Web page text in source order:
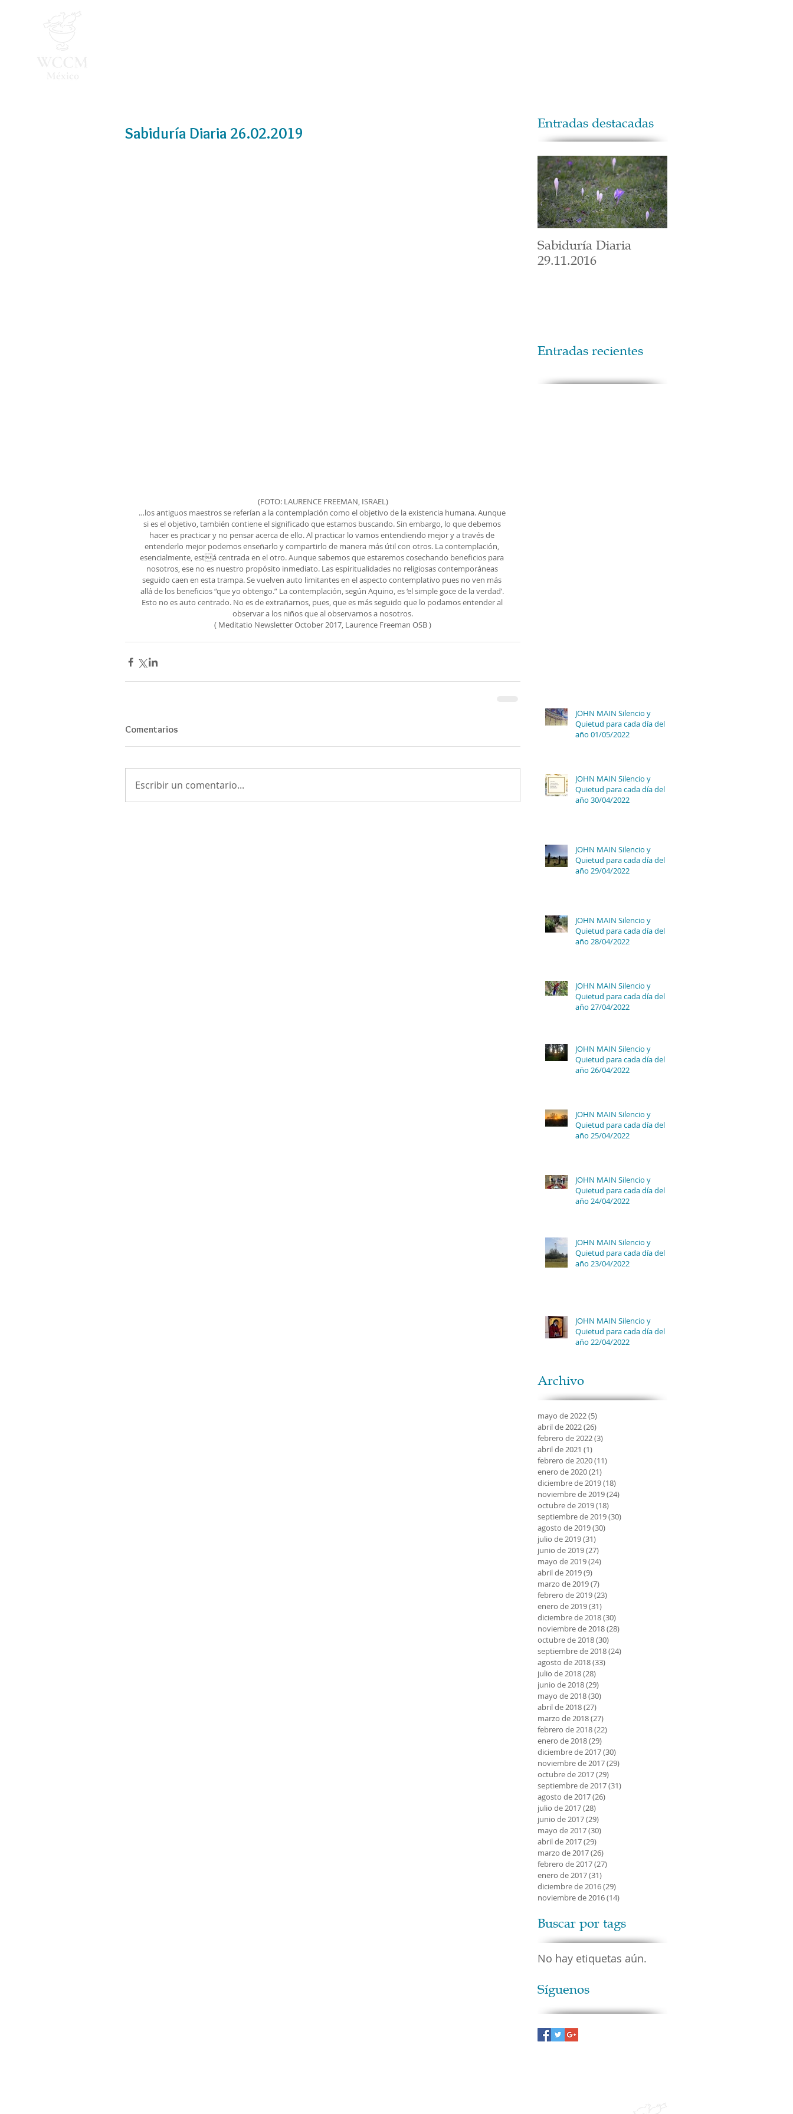
Sabiduría Diaria 26.02.2019
(FOTO: LAURENCE FREEMAN, ISRAEL)
…los antiguos maestros se referían a la contemplación como el objetivo de la existencia humana. Aunque
si es el objetivo, también contiene el significado que estamos buscando. Sin embargo, lo que debemos
hacer es practicar y no pensar acerca de ello. Al practicar lo vamos entendiendo mejor y a través de
entenderlo mejor podemos enseñarlo y compartirlo de manera más útil con otros. La contemplación,
esencialmente, está centrada en el otro. Aunque sabemos que estaremos cosechando beneficios para
nosotros, ese no es nuestro propósito inmediato. Las espiritualidades no religiosas contemporáneas
seguido caen en esta trampa. Se vuelven auto limitantes en el aspecto contemplativo pues no ven más
allá de los beneficios “que yo obtengo.” La contemplación, según Aquino, es ‘el simple goce de la verdad’.
Esto no es auto centrado. No es de extrañarnos, pues, que es más seguido que lo podamos entender al
observar a los niños que al observarnos a nosotros.
( Meditatio Newsletter October 2017, Laurence Freeman OSB )
Comentarios
Escribir un comentario...
Entradas destacadas
Sabiduría Diaria
29.11.2016
Entradas recientes
JOHN MAIN Silencio y
Quietud para cada día del
año 01/05/2022
JOHN MAIN Silencio y
Quietud para cada día del
año 30/04/2022
JOHN MAIN Silencio y
Quietud para cada día del
año 29/04/2022
JOHN MAIN Silencio y
Quietud para cada día del
año 28/04/2022
JOHN MAIN Silencio y
Quietud para cada día del
año 27/04/2022
JOHN MAIN Silencio y
Quietud para cada día del
año 26/04/2022
JOHN MAIN Silencio y
Quietud para cada día del
año 25/04/2022
JOHN MAIN Silencio y
Quietud para cada día del
año 24/04/2022
JOHN MAIN Silencio y
Quietud para cada día del
año 23/04/2022
JOHN MAIN Silencio y
Quietud para cada día del
año 22/04/2022
Archivo
mayo de 2022(5)
abril de 2022(26)
febrero de 2022(3)
abril de 2021 (1)
febrero de 2020(11)
enero de 2020(21)
diciembre de 2019(18)
noviembre de 2019(24)
octubre de 2019(18)
septiembre de 2019(30)
agosto de 2019(30)
julio de 2019(31)
junio de 2019(27)
mayo de 2019(24)
abril de 2019(9)
marzo de 2019(7)
febrero de 2019(23)
enero de 2019(31)
diciembre de 2018(30)
noviembre de 2018(28)
octubre de 2018(30)
septiembre de 2018(24)
agosto de 2018(33)
julio de 2018(28)
junio de 2018(29)
mayo de 2018(30)
abril de 2018(27)
marzo de 2018(27)
febrero de 2018(22)
enero de 2018(29)
diciembre de 2017(30)
noviembre de 2017(29)
octubre de 2017(29)
septiembre de 2017(31)
agosto de 2017(26)
julio de 2017(28)
junio de 2017(29)
mayo de 2017(30)
abril de 2017(29)
marzo de 2017(26)
febrero de 2017(27)
enero de 2017(31)
diciembre de 2016(29)
noviembre de 2016(14)
Buscar por tags
No hay etiquetas aún.
Síguenos